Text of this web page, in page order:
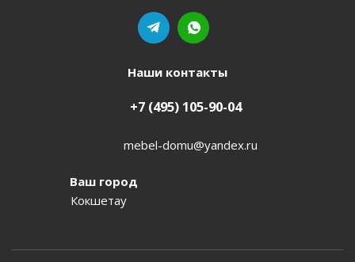
Наши контакты
+7 (495) 105-90-04
mebel-domu@yandex.ru
Ваш город
Кокшетау